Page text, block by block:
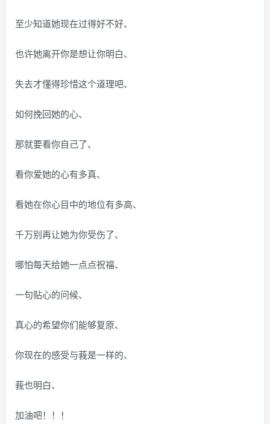
至少知道她现在过得好不好、
也许她离开你是想让你明白、
失去才懂得珍惜这个道理吧、
如何挽回她的心、
那就要看你自己了、
看你爱她的心有多真、
看她在你心目中的地位有多高、
千万别再让她为你受伤了、
哪怕每天给她一点点祝福、
一句贴心的问候、
真心的希望你们能够复原、
你现在的感受与莪是一样的、
莪也明白、
加油吧！！！